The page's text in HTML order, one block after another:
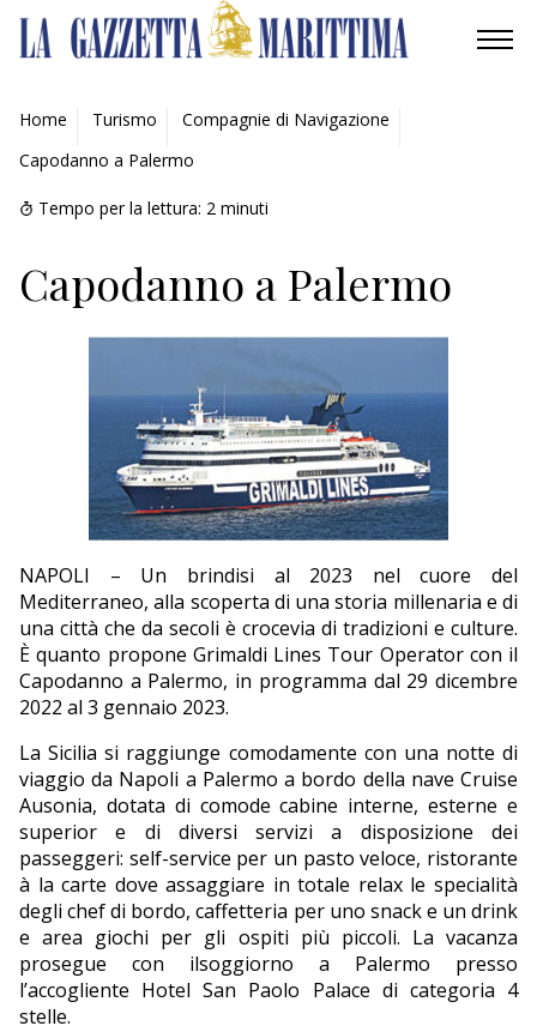
AMBIENTE
MOBILITÀ
INDUSTRIA
RICERCA
ECONOMIA
TURISMO
NAUTICA
EDITORIALI
Home Turismo
Compagnie di Navigazione
Capodanno a Palermo
Tempo per la lettura: 2 minuti
Capodanno a Palermo
NAPOLI – Un brindisi al 2023 nel cuore del
Mediterraneo, alla scoperta di una storia millenaria e di
una città che da secoli è crocevia di tradizioni e culture.
È quanto propone Grimaldi Lines Tour Operator con il
Capodanno a Palermo, in programma dal 29 dicembre
2022 al 3 gennaio 2023.
La Sicilia si raggiunge comodamente con una notte di
viaggio da Napoli a Palermo a bordo della nave Cruise
Ausonia, dotata di comode cabine interne, esterne e
superior e di diversi servizi a disposizione dei
passeggeri: self-service per un pasto veloce, ristorante
à la carte dove assaggiare in totale relax le specialità
degli chef di bordo, caffetteria per uno snack e un drink
e area giochi per gli ospiti più piccoli. La vacanza
prosegue con ilsoggiorno a Palermo presso
l’accogliente Hotel San Paolo Palace di categoria 4
stelle.